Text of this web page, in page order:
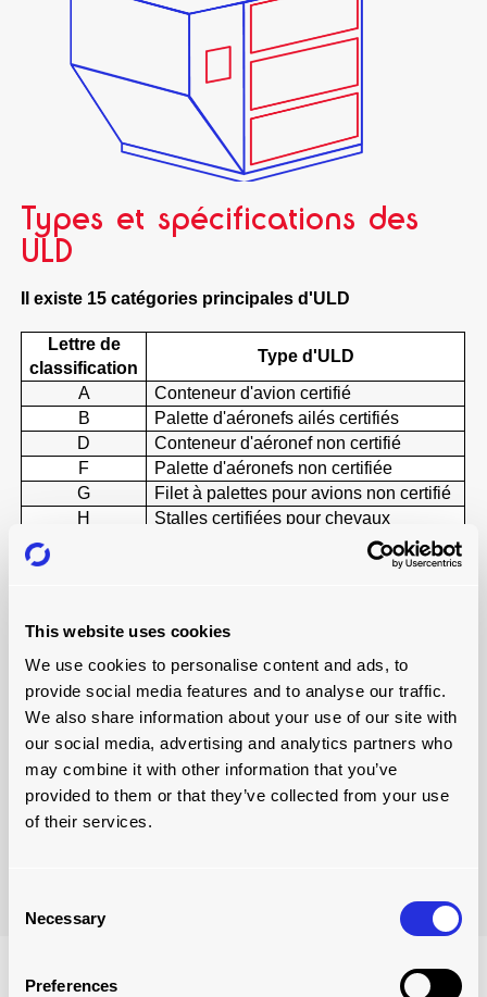
This website uses cookies
We use cookies to personalise content and ads, to
provide social media features and to analyse our traffic.
We also share information about your use of our site with
our social media, advertising and analytics partners who
may combine it with other information that you’ve
provided to them or that they’ve collected from your use
of their services.
Selection
Necessary
Preferences
Types et spécifications des
ULD
Il existe 15 catégories principales d'ULD
Lettre de
classification
Type d'ULD
A
Conteneur d'avion certifié
B
Palette d'aéronefs ailés certifiés
D
Conteneur d'aéronef non certifié
F
Palette d'aéronefs non certifiée
G
Filet à palettes pour avions non certifié
H
Stalles certifiées pour chevaux
Stalles certifiées pour le bétail
Conteneur d'avion multi-contours
M
certifié
N
Filet certifié pour palettes d'avion
P
Palette aéronautique certifiée
Q
Conteneur certifié résistant au feu
R
Conteneur d'avion certifié thermique
V
ULD certifié pour le transport
automobile
W